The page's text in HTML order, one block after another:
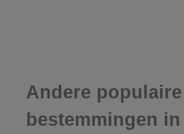
Andere populaire
bestemmingen in